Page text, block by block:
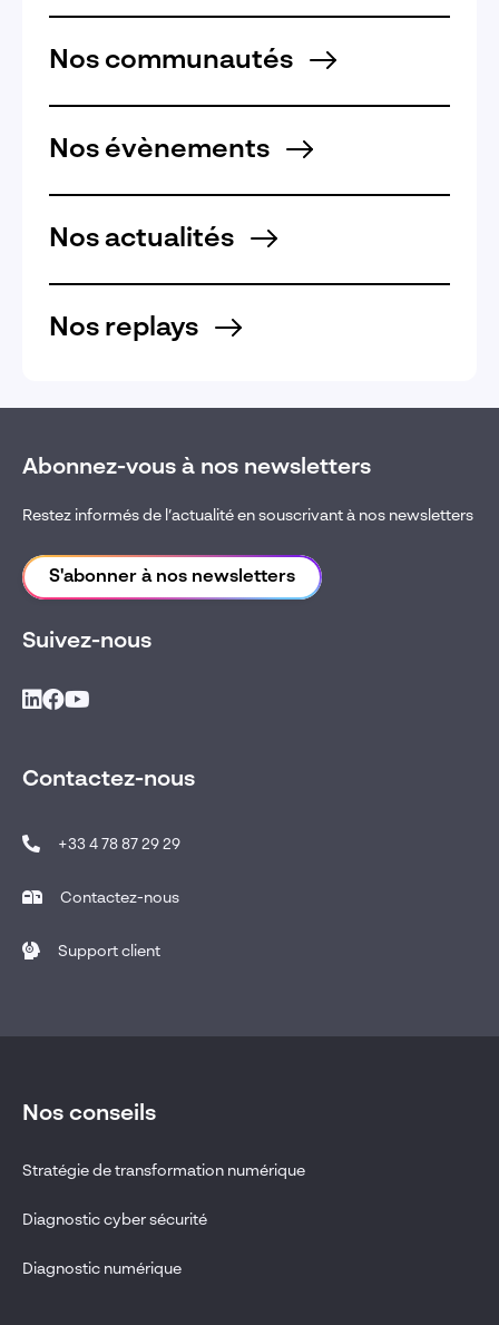
Nos communautés
Nos évènements
Nos actualités
Nos replays
Abonnez-vous à nos newsletters
Restez informés de l’actualité en souscrivant à nos newsletters
S'abonner à nos newsletters
Suivez-nous
Contactez-nous
+33 4 78 87 29 29
Contactez-nous
Support client
Nos conseils
Stratégie de transformation numérique
Diagnostic cyber sécurité
Diagnostic numérique